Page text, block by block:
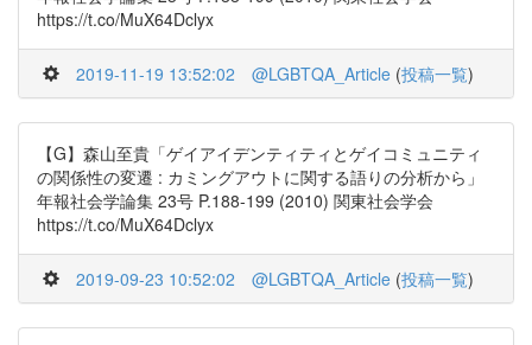
https://t.co/MuX64Dclyx
2019-11-19 13:52:02 @LGBTQA_Article (投稿一覧)
【G】森山至貴「ゲイアイデンティティとゲイコミュニティ
の関係性の変遷 : カミングアウトに関する語りの分析から」
年報社会学論集 23号 P.188-199 (2010) 関東社会学会
https://t.co/MuX64Dclyx
2019-09-23 10:52:02 @LGBTQA_Article (投稿一覧)